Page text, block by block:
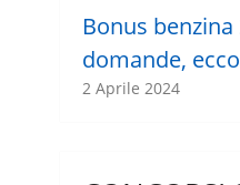
Bonus benzina
domande,
2 Aprile 2024